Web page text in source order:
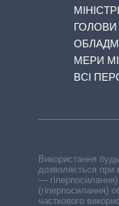
ГОЛОВИ
МЕРИ
ВСІ
Використання
дозволяється при
—
(гіперпосилання)
часткового